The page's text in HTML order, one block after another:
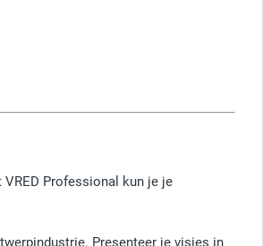
Professional kun je je
Presenteer je visies in